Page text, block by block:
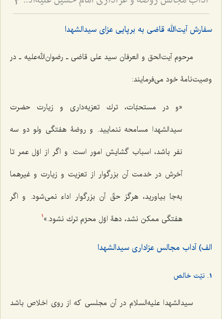
3
سفارش آیت‌الله قاضی به برپایی عزای سیدالشهدا
مرحوم آیت‌الحق و العرفان سید علی قاضی ـ رضوان‌الله‌علیه ـ در
وصیت‌نامۀ خود می‌فرمایند:
«و در مستحبّات، ترك تعزيه‌دارى و زيارت حضرت
سيدالشهدا مسامحه ننماييد. و روضۀ هفتگى ولو دو سه
نفر باشد، اسباب گشايش امور است. و اگر از اوّل عمر تا
آخرش در خدمت آن بزرگوار از تعزيت و زيارت و غيرهما
به‌جا بياوريد، هرگز حقّ آن بزرگوار اداء نمى‌شود. و اگر
هفتگى ممكن نشد، دهۀ اوّل محرّم ترك نشود.» 1
الف) آداب مجالس عزاداری سیدالشهدا
1. نیّت خالص
سیدالشهدا علیه‌السلام در آن مجلسی که از روی اخلاص باشد